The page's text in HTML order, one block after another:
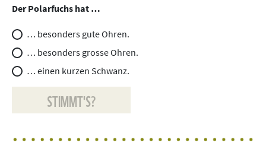
Der Polarfuchs hat …
… besonders gute Ohren.
… besonders grosse Ohren.
… einen kurzen Schwanz.
STIMMT'S?